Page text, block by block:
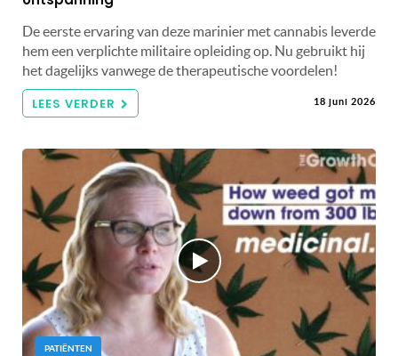
De eerste ervaring van deze marinier met cannabis leverde
hem een ​​verplichte militaire opleiding op. Nu gebruikt hij
het dagelijks vanwege de therapeutische voordelen!
LEES VERDER 18 juni 2026
PATIËNTEN